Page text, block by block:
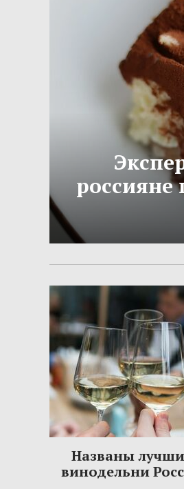
россияне
Названы
винодельни